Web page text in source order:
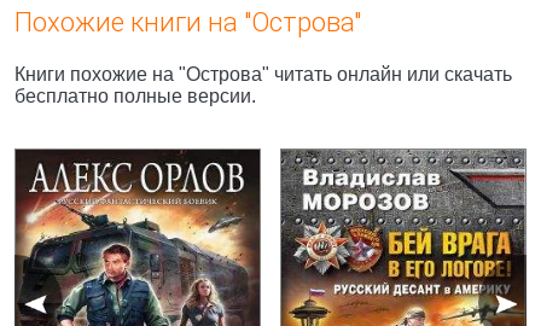
Похожие книги на "Острова"
Книги похожие на "Острова" читать онлайн или скачать
бесплатно полные версии.